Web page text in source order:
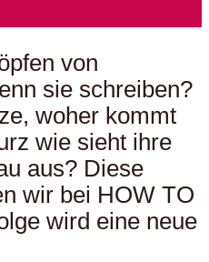
von
sie schreiben?
woher kommt
wie sieht ihre
aus? Diese
wir bei HOW TO
wird eine neue